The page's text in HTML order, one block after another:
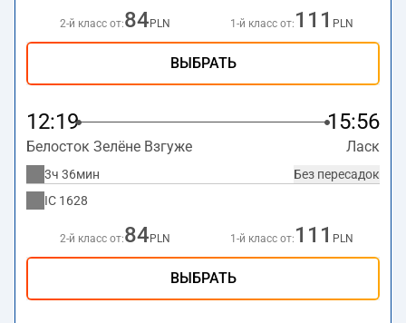
2-й класс от:84 PLN 1-й класс от: 111 PLN
ВЫБРАТЬ
12:19 15:56
Белосток Зелёне Взгуже Ласк
Без пересадок
3ч 36мин
IC 1628
2-й класс от:84 PLN 1-й класс от: 111 PLN
ВЫБРАТЬ